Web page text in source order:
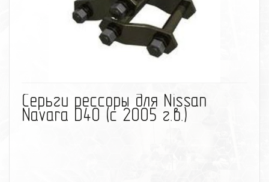
Cерьги рессоры для Nissan
Navara D40 (с 2005 г.в.)